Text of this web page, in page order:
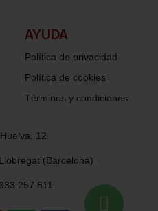
AYUDA
Política de privacidad
Política de cookies
Términos y condiciones
12
(Barcelona)
257 611